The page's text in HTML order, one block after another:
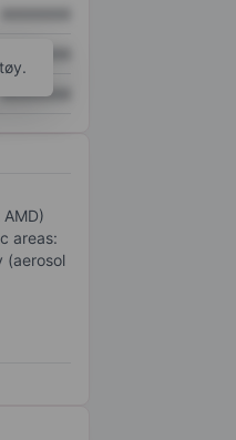
XXXXXXX
areas:
(aerosol